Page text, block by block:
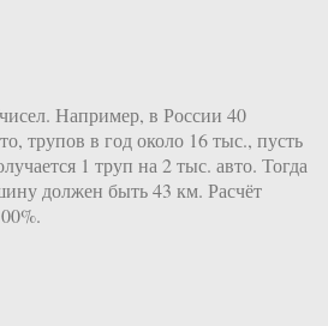
Например, в России 40
трупов в год около 16 тыс., пусть
1 труп на 2 тыс. авто. Тогда
должен быть 43 км. Расчёт